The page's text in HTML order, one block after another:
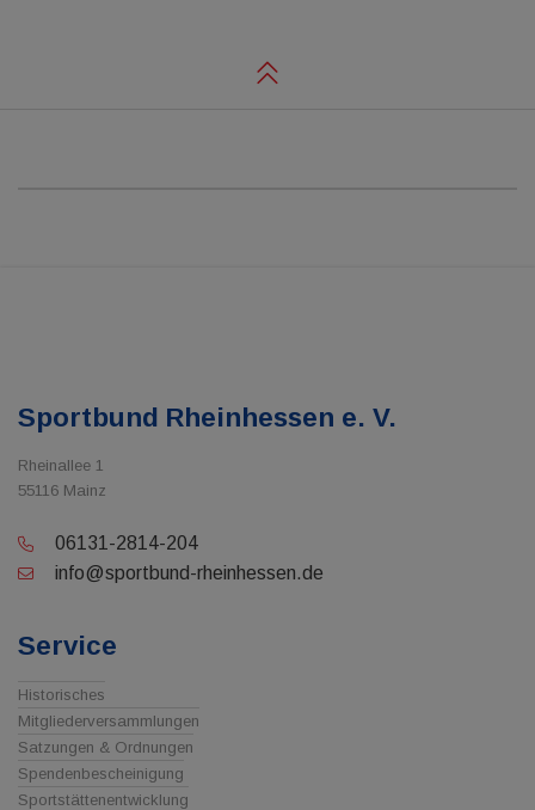
Sportbund Rheinhessen e. V.
Rheinallee 1
55116 Mainz
06131-2814-204
info@sportbund-rheinhessen.de
Service
Historisches
Mitgliederversammlungen
Satzungen & Ordnungen
Spendenbescheinigung
Sportstättenentwicklung